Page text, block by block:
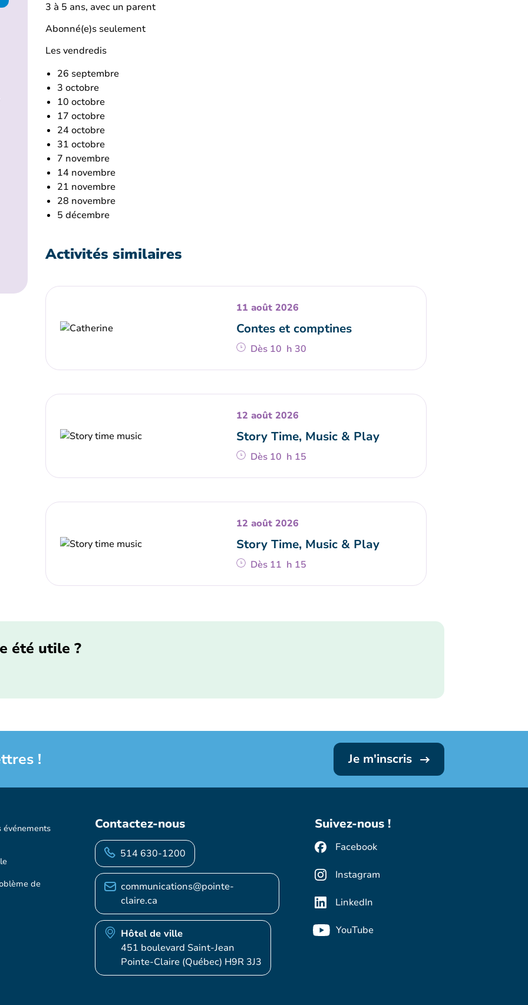
3 à 5 ans, avec un parent
Abonné(e)s seulement
Les vendredis
26 septembre
3 octobre
10 octobre
17 octobre
24 octobre
31 octobre
7 novembre
14 novembre
21 novembre
28 novembre
5 décembre
Activités similaires
11 août 2026
Contes et comptines
Dès 10 h 30
12 août 2026
Story Time, Music & Play
Dès 10 h 15
12 août 2026
Story Time, Music & Play
Dès 11 h 15
été utile ?
! Je m'inscris
événements
de
Contactez-nous
514 630-1200
communications@pointe-
claire.ca
Hôtel de ville
451 boulevard Saint-Jean
Pointe-Claire (Québec) H9R 3J3
Suivez-nous !
Facebook
Instagram
LinkedIn
YouTube